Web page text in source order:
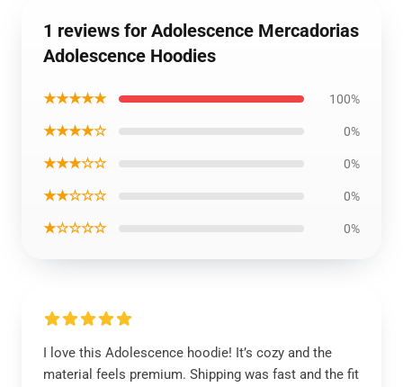
1 reviews for Adolescence Mercadorias
Adolescence Hoodies
★★★★★ 100%
★★★★☆ 0%
★★★☆☆ 0%
★★☆☆☆ 0%
★☆☆☆☆ 0%
I love this Adolescence hoodie! It’s cozy and the
material feels premium. Shipping was fast and the fit